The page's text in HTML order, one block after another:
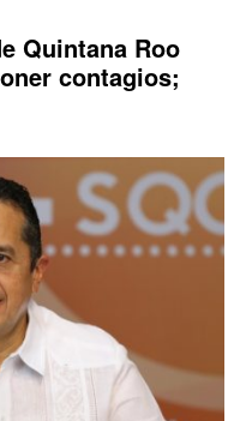
Quintana Roo
contagios;